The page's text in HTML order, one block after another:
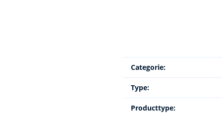
Categorie:
Type:
Producttype: